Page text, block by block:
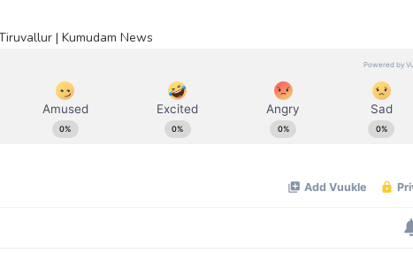
Tiruvallur | Kumudam News